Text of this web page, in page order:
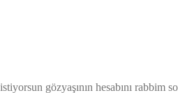
gözyaşının hesabını rabbim